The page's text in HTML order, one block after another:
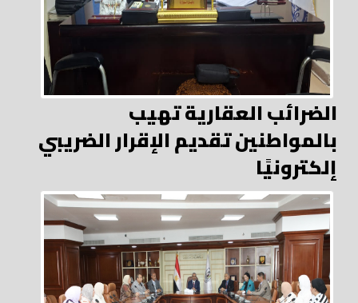
الضرائب العقارية تهيب
بالمواطنين تقديم الإقرار الضريبي
إلكترونيًا